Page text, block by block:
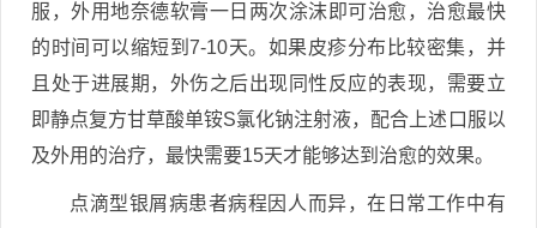
服，外用地奈德软膏一日两次涂沫即可治愈，治愈最快
的时间可以缩短到7-10天。如果皮疹分布比较密集，并
且处于进展期，外伤之后出现同性反应的表现，需要立
即静点复方甘草酸单铵S氯化钠注射液，配合上述口服以
及外用的治疗，最快需要15天才能够达到治愈的效果。
点滴型银屑病患者病程因人而异，在日常工作中有